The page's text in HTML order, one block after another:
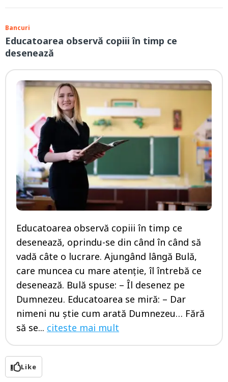
Bancuri
Educatoarea observă copiii în timp ce
desenează
Educatoarea observă copiii în timp ce
desenează, oprindu-se din când în când să
vadă câte o lucrare. Ajungând lângă Bulă,
care muncea cu mare atenţie, îl întrebă ce
desenează. Bulă spuse: – Îl desenez pe
Dumnezeu. Educatoarea se miră: – Dar
nimeni nu ştie cum arată Dumnezeu… Fără
să se... citeste mai mult
Like